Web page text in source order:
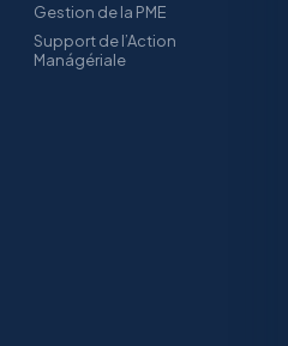
Gestion de la PME
Support de l’Action
Manágériale